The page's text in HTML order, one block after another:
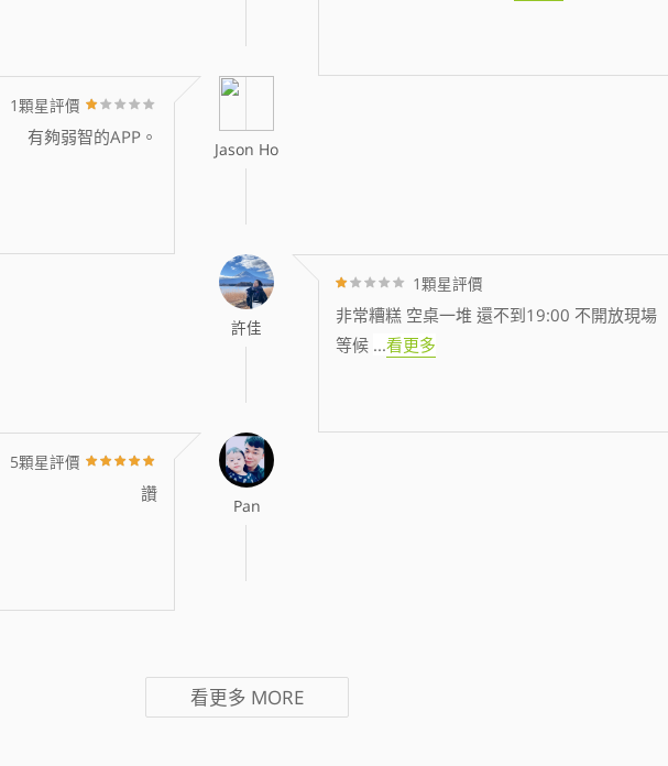
Jason Ho
1顆星評價
有夠弱智的APP。
許佳
1顆星評價
非常糟糕 空桌一堆 還不到19:00 不開放現場
等候 ...看更多
Pan
5顆星評價
讚
看更多 MORE